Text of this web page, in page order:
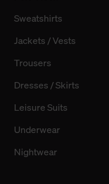
Sweatshirts
Jackets / Vests
Trousers
Dresses / Skirts
Leisure Suits
Underwear
Nightwear